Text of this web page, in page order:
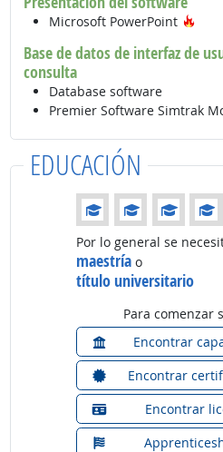
Microsoft PowerPoint
Base de datos de interfaz de
consulta
Database software
Premier Software Simtrak
EDUCACIÓN
Educación: (Calificación
Por lo general se
maestría o
título universitario
Para comenzar
Encontrar
Encontrar
Encontrar